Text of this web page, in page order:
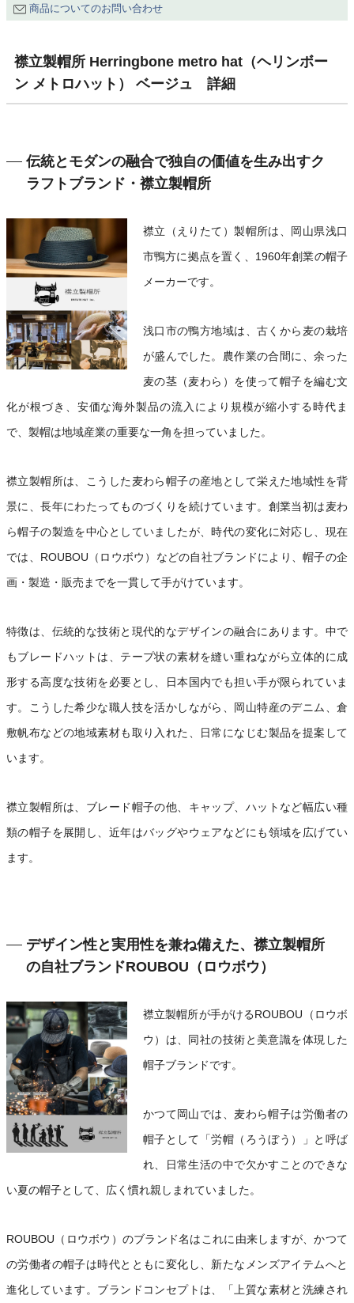
商品についてのお問い合わせ
襟立製帽所 Herringbone metro hat（ヘリンボー
ン メトロハット） ベージュ 詳細
伝統とモダンの融合で独自の価値を生み出すク
ラフトブランド・襟立製帽所
襟立（えりたて）製帽所は、岡山県浅口
市鴨方に拠点を置く、1960年創業の帽子
メーカーです。
浅口市の鴨方地域は、古くから麦の栽培
が盛んでした。農作業の合間に、余った
麦の茎（麦わら）を使って帽子を編む文
化が根づき、安価な海外製品の流入により規模が縮小する時代ま
で、製帽は地域産業の重要な一角を担っていました。
襟立製帽所は、こうした麦わら帽子の産地として栄えた地域性を背
景に、長年にわたってものづくりを続けています。創業当初は麦わ
ら帽子の製造を中心としていましたが、時代の変化に対応し、現在
では、ROUBOU（ロウボウ）などの自社ブランドにより、帽子の企
画・製造・販売までを一貫して手がけています。
特徴は、伝統的な技術と現代的なデザインの融合にあります。中で
もブレードハットは、テープ状の素材を縫い重ねながら立体的に成
形する高度な技術を必要とし、日本国内でも担い手が限られていま
す。こうした希少な職人技を活かしながら、岡山特産のデニム、倉
敷帆布などの地域素材も取り入れた、日常になじむ製品を提案して
います。
襟立製帽所は、ブレード帽子の他、キャップ、ハットなど幅広い種
類の帽子を展開し、近年はバッグやウェアなどにも領域を広げてい
ます。
デザイン性と実用性を兼ね備えた、襟立製帽所
の自社ブランドROUBOU（ロウボウ）
襟立製帽所が手がけるROUBOU（ロウボ
ウ）は、同社の技術と美意識を体現した
帽子ブランドです。
かつて岡山では、麦わら帽子は労働者の
帽子として「労帽（ろうぼう）」と呼ば
れ、日常生活の中で欠かすことのできな
い夏の帽子として、広く慣れ親しまれていました。
ROUBOU（ロウボウ）のブランド名はこれに由来しますが、かつて
の労働者の帽子は時代とともに変化し、新たなメンズアイテムへと
進化しています。ブランドコンセプトは、「上質な素材と洗練され